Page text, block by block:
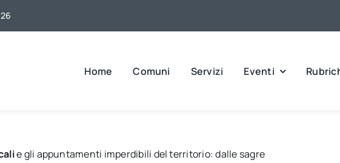
Home Comuni Servizi Eventi
e gli appuntamenti imperdibili del territorio: dalle sagre